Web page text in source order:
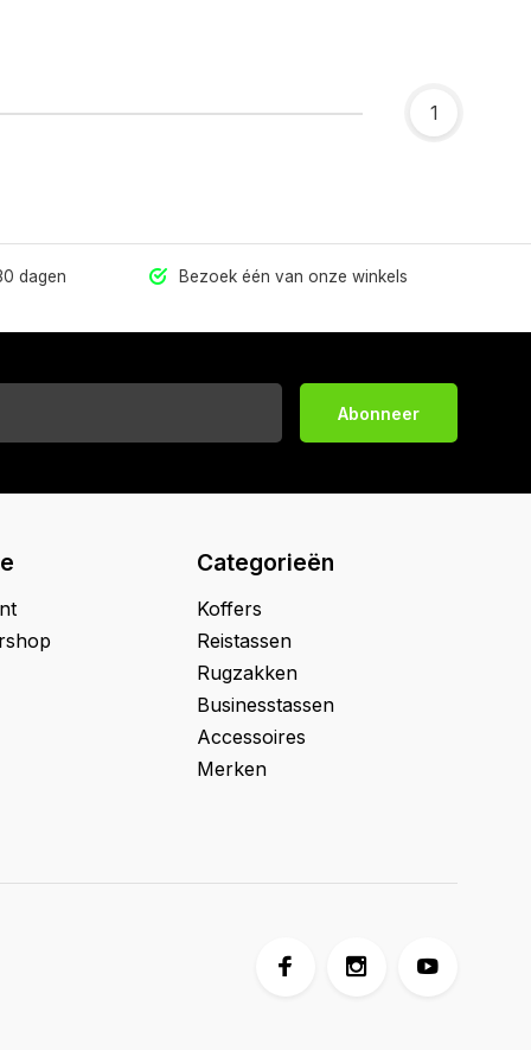
1
dagen Bezoek één van onze winkels
Abonneer
Categorieën
Koffers
Reistassen
Rugzakken
Businesstassen
Accessoires
Merken